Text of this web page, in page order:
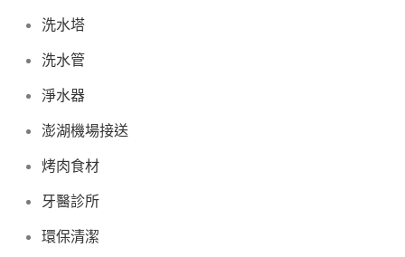
洗水塔
洗水管
淨水器
澎湖機場接送
烤肉食材
牙醫診所
環保清潔